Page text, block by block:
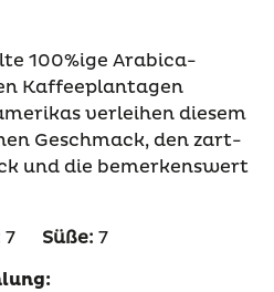
100%ige Arabica-
Kaffeeplantagen
verleihen diesem
Geschmack, den zart-
und die bemerkenswert
7 Süße: 7